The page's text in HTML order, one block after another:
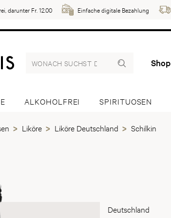
darunter Fr. 12.00 Einfache digitale Bezahlung
Shop
ALKOHOLFREI SPIRITUOSEN
Liköre Liköre Deutschland Schilkin
Deutschland